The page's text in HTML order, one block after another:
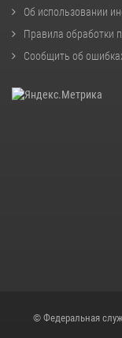
Об использовании
Правила обработки
Сообщить об
© Федеральная